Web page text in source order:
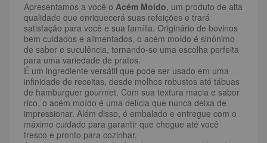
Apresentamos a você o Acém Moído, um produto de alta
qualidade que enriquecerá suas refeições e trará
satisfação para você e sua família. Originário de bovinos
bem cuidados e alimentados, o acém moído é sinônimo
de sabor e suculência, tornando-se uma escolha perfeita
para uma variedade de pratos.
É um ingrediente versátil que pode ser usado em uma
infinidade de receitas, desde molhos robustos até tábuas
de hamburguer gourmet. Com sua textura macia e sabor
rico, o acém moído é uma delícia que nunca deixa de
impressionar. Além disso, é embalado e entregue com o
máximo cuidado para garantir que chegue até você
fresco e pronto para cozinhar.